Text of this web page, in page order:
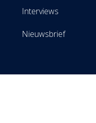
Interviews
Nieuwsbrief